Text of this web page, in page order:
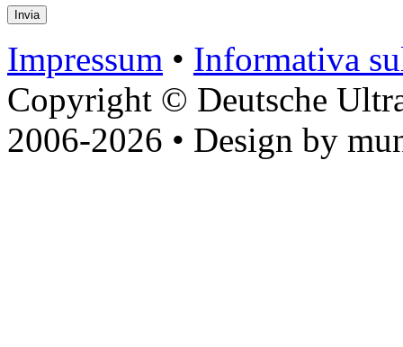
Impressum • Informativa
Copyright © Deutsche
2006-2026 • Design by